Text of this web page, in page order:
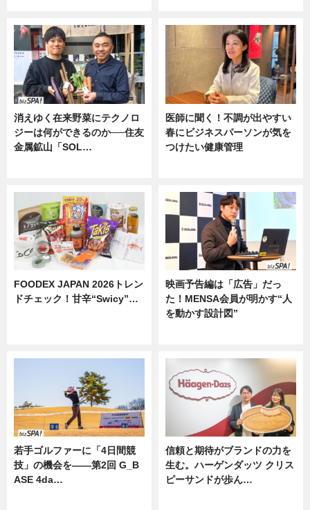
消えゆく在来野菜にテクノロ
ジーは何ができるのか──住友
金属鉱山「SOL…
医師に聞く！不調が出やすい
春にビジネスパーソンが気を
つけたい健康管理
FOODEX JAPAN 2026トレン
ドチェック！甘辛“Swicy”…
映画予告編は「広告」だっ
た！MENSA会員が明かす“人
を動かす設計図”
若手ゴルファーに「4日間競
技」の機会を——第2回 G_B
ASE 4da…
信頼と期待がブランドの力を
生む。ハーゲンダッツ クリス
ピーサンドが歩ん…